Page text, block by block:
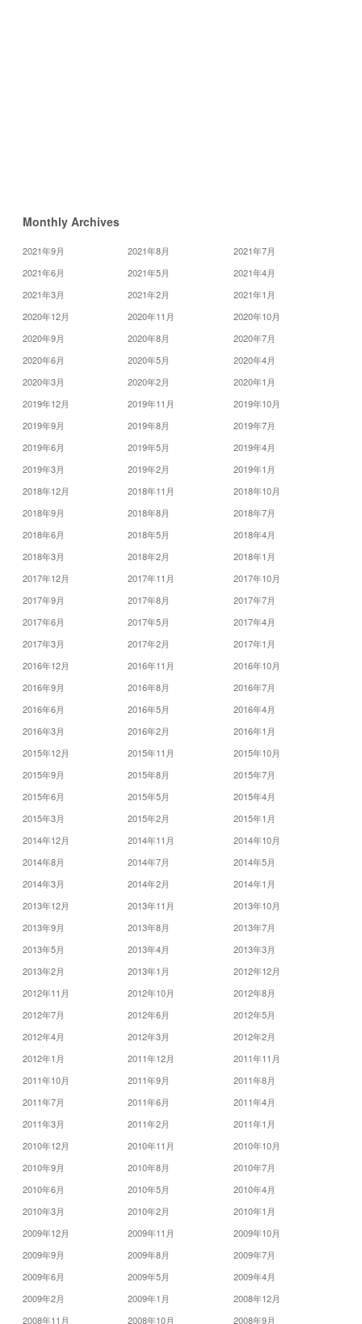
Monthly Archives
2021年9月 2021年8月
2021年7月
2021年6月
2021年5月
2021年4月
2021年3月
2021年2月
2021年1月
2020年12月
2020年11月
2020年10月
2020年9月
2020年8月
2020年7月
2020年6月
2020年5月
2020年4月
2020年3月
2020年2月
2020年1月
2019年12月
2019年11月
2019年10月
2019年9月
2019年8月
2019年7月
2019年6月
2019年5月
2019年4月
2019年3月
2019年2月
2019年1月
2018年12月
2018年11月
2018年10月
2018年9月
2018年8月
2018年7月
2018年6月
2018年5月
2018年4月
2018年3月
2018年2月
2018年1月
2017年12月
2017年11月
2017年10月
2017年9月
2017年8月
2017年7月
2017年6月
2017年5月
2017年4月
2017年3月
2017年2月
2017年1月
2016年12月
2016年11月
2016年10月
2016年9月
2016年8月
2016年7月
2016年6月
2016年5月
2016年4月
2016年3月
2016年2月
2016年1月
2015年12月
2015年11月
2015年10月
2015年9月
2015年8月
2015年7月
2015年6月
2015年5月
2015年4月
2015年3月
2015年2月
2015年1月
2014年12月
2014年11月
2014年10月
2014年8月
2014年7月
2014年5月
2014年3月
2014年2月
2014年1月
2013年12月
2013年11月
2013年10月
2013年9月
2013年8月
2013年7月
2013年5月
2013年4月
2013年3月
2013年2月
2013年1月
2012年12月
2012年11月
2012年10月
2012年8月
2012年7月
2012年6月
2012年5月
2012年4月
2012年3月
2012年2月
2012年1月
2011年12月
2011年11月
2011年10月
2011年9月
2011年8月
2011年7月
2011年6月
2011年4月
2011年3月
2011年2月
2011年1月
2010年12月
2010年11月
2010年10月
2010年9月
2010年8月
2010年7月
2010年6月
2010年5月
2010年4月
2010年3月
2010年2月
2010年1月
2009年12月
2009年11月
2009年10月
2009年9月
2009年8月
2009年7月
2009年6月
2009年5月
2009年4月
2009年2月
2009年1月
2008年12月
2008年11月
2008年10月 2008年9月